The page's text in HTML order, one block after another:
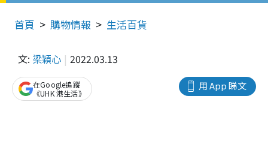
首頁 購物情報 生活百貨
文: 梁穎心 2022.03.13
用 App 睇文
在Google追蹤
《UHK 港生活》